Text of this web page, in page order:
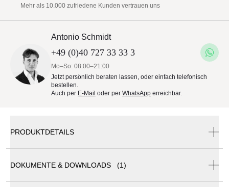
Mehr als 10.000 zufriedene Kunden vertrauen uns
Antonio Schmidt
+49 (0)40 727 33 33 3
Mo–So: 08:00–21:00
Jetzt persönlich beraten lassen, oder einfach telefonisch
bestellen.
Auch per E-Mail oder per WhatsApp erreichbar.
PRODUKTDETAILS
DOKUMENTE & DOWNLOADS (1)